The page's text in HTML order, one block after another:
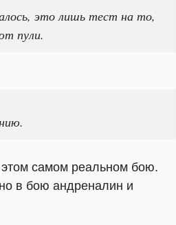
это лишь тест на то,
пули.
этом самом реальном бою.
в бою андреналин и